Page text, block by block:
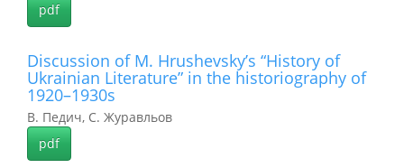
pdf
Discussion of M. Hrushevsky’s “History of
Ukrainian Literature” in the historiography of
1920–1930s
В. Педич, С. Журавльов
pdf